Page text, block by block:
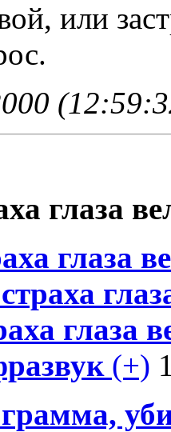
или
глаза
глаза
глаза
(+)